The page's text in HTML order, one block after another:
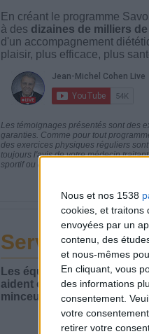
Nous et nos 1538
cookies, et traitons
envoyées par un
contenu, des
et nous-mêmes
En cliquant, vous
des informations
consentement.
votre
retirer votre
En créant le programme
à des dizaines de milliers
d'un accompagnement
plaisir, plus efficace, plus
Les témoignages présentés sont des
garanties. Comme pour tout
des exercices physiques réguliers
toujours l'avis de votre médecin
sportif ou de modifier vos habitudes
Service-client
Les équipes du Service-
aident chaque semaine à
minceur.